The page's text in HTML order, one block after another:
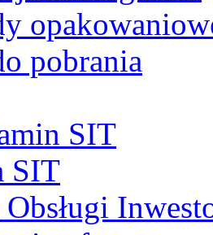
pobrania
SIT
SIT